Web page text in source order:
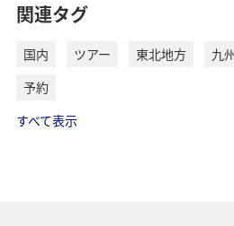
2026年5月12日～2027年
対象出発空港
関連タグ
国内 ツアー 東北地方 九
予約
すべて表示